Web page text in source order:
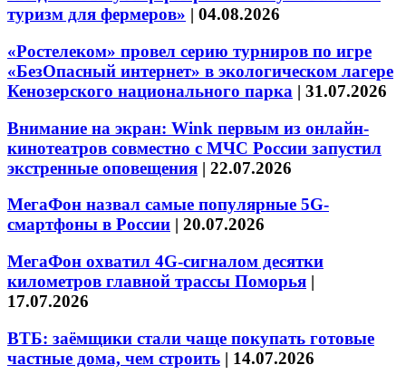
туризм для фермеров» | 04.08.2026
«Ростелеком» провел серию турниров по игре
«БезОпасный интернет» в экологическом лагере
Кенозерского национального парка | 31.07.2026
Внимание на экран: Wink первым из онлайн-
кинотеатров совместно с МЧС России запустил
экстренные оповещения | 22.07.2026
МегаФон назвал самые популярные 5G-
смартфоны в России | 20.07.2026
МегаФон охватил 4G-сигналом десятки
километров главной трассы Поморья |
17.07.2026
ВТБ: заёмщики стали чаще покупать готовые
частные дома, чем строить | 14.07.2026